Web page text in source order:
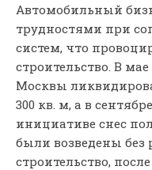
Автомобильный
трудностями при
систем, что
строительство. В
Москвы
300 кв. м, а в
инициативе снес
были возведены без
строительство,